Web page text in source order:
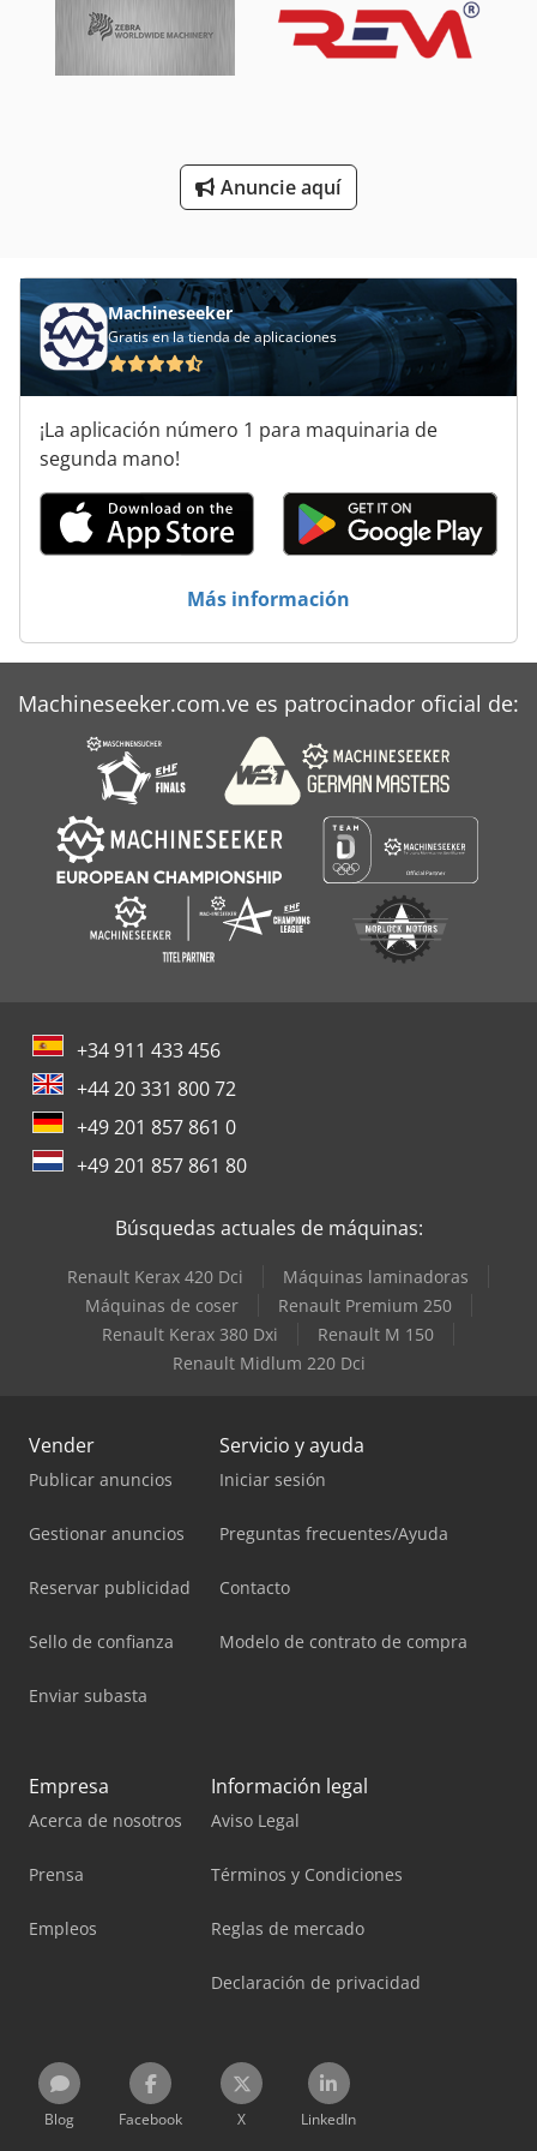
Rectificadora De Superficies
Rectificadora Sin CentrosAnuncie aquí
Machineseeker
Gratis en la tienda de aplicaciones
¡La aplicación número 1 para maquinaria de
segunda mano!
Más información
Machineseeker.com.ve es patrocinador oficial de:
+34 911 433 456
+44 20 331 800 72
+49 201 857 861 0
+49 201 857 861 80
Búsquedas actuales de máquinas:
Renault Kerax 420 Dci
Máquinas laminadoras
Máquinas de coser
Renault Premium 250
Renault Kerax 380 Dxi
Renault M 150
Renault Midlum 220 Dci
Vender
Publicar anuncios
Gestionar anuncios
Reservar publicidad
Sello de confianza
Enviar subasta
Servicio y ayuda
Iniciar sesión
Preguntas frecuentes/Ayuda
Contacto
Modelo de contrato de compra
Empresa
Acerca de nosotros
Prensa
Empleos
Información legal
Aviso Legal
Términos y Condiciones
Reglas de mercado
Declaración de privacidad
Blog Facebook X LinkedIn